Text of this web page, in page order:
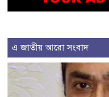
এ জাতীয় আরো সংবাদ